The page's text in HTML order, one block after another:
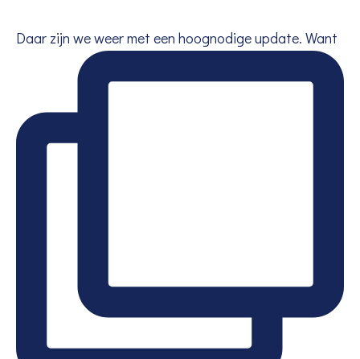
Daar zijn we weer met een hoognodige update. Want